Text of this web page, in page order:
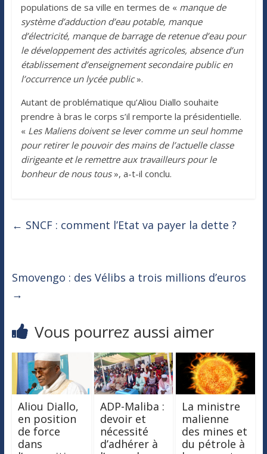
populations de sa ville en termes de « manque de
système d’adduction d’eau potable, manque
d’électricité, manque de barrage de retenue d’eau pour
le développement des activités agricoles, absence d’un
établissement d’enseignement secondaire public en
l’occurrence un lycée public».
Autant de problématique qu’Aliou Diallo souhaite
prendre à bras le corps s’il remporte la présidentielle.
« Les Maliens doivent se lever comme un seul homme
pour retirer le pouvoir des mains de l’actuelle classe
dirigeante et le remettre aux travailleurs pour le
bonheur de nous tous», a-t-il conclu.
← SNCF : comment l’Etat va payer la dette ?
Smovengo : des Vélibs a trois millions d’euros
→
Vous pourrez aussi aimer
Aliou Diallo,
en position
de force
dans
ADP-Maliba :
devoir et
nécessité
d’adhérer à
La ministre
malienne
des mines et
du pétrole à